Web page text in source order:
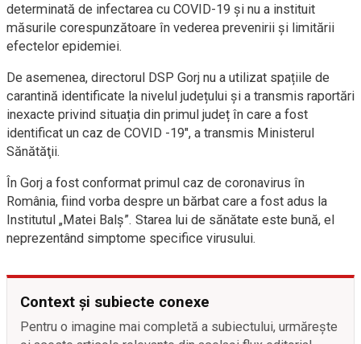
determinată de infectarea cu COVID-19 și nu a instituit
măsurile corespunzătoare în vederea prevenirii și limitării
efectelor epidemiei.
De asemenea, directorul DSP Gorj nu a utilizat spațiile de
carantină identificate la nivelul județului și a transmis raportări
inexacte privind situația din primul județ în care a fost
identificat un caz de COVID -19″, a transmis Ministerul
Sănătăţii.
În Gorj a fost conformat primul caz de coronavirus în
România, fiind vorba despre un bărbat care a fost adus la
Institutul „Matei Balş”. Starea lui de sănătate este bună, el
neprezentând simptome specifice virusului.
Context și subiecte conexe
Pentru o imagine mai completă a subiectului, urmărește